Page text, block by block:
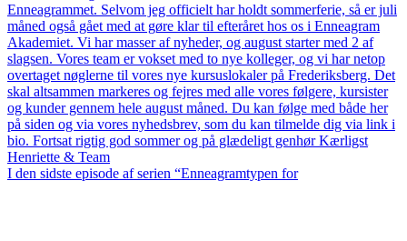
I den sidste episode af serien “Enneagramtypen for